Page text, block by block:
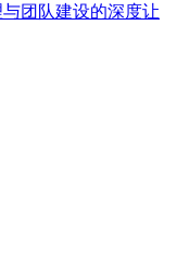
团队建设的深度让